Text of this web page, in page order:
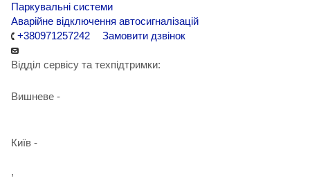
Паркувальні системи
Аварійне відключення автосигналізацій
+380971257242
Замовити дзвінок
Відділ сервісу та техпідтримки:
Вишневе -
Київ -
,